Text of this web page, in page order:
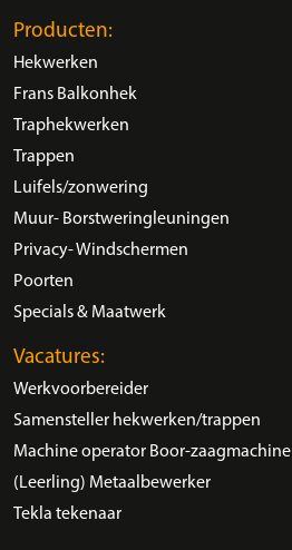
Producten:
Hekwerken
Frans Balkonhek
Traphekwerken
Trappen
Luifels/zonwering
Muur- Borstweringleuningen
Privacy- Windschermen
Poorten
Specials & Maatwerk
Vacatures:
Werkvoorbereider
Samensteller hekwerken/trappen
Machine operator Boor-zaagmachine
(Leerling) Metaalbewerker
Tekla tekenaar